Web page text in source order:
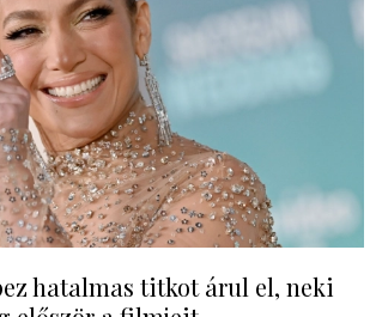
hatalmas titkot árul el, neki